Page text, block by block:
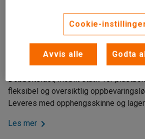
Dobbeltsidig oppbevaring
Perforert stativ med hjul
Inkludert 100 lagerbokser
Dobbeltsidet, mobilt stativ for
fleksibel og oversiktlig
Leveres med opphengsskinne og
Les mer
Cookie-
Avvis alle Godta